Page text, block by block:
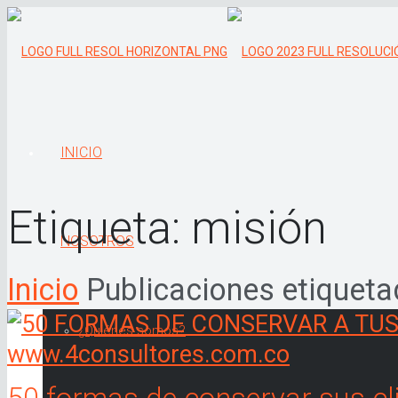
INICIO
NOSOTROS
¿Quiénes somos?
Etiqueta: misión
Inicio Publicaciones